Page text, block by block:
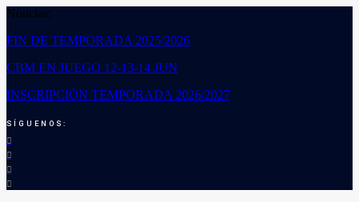
Noticias:
FIN DE TEMPORADA 2025/2026
CBM EN JUEGO 12-13-14 JUN
INSCRIPCIÓN TEMPORADA 2026/2027
SÍGUENOS: